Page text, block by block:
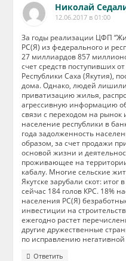
Николай
12.06.2017 в 01:00
За годы реализации ЦФП
РС(Я) из федерального и
27 миллиардов 857
счет средств поступивших
Республики Саха (Якутия),
дома. Однако, людей
приватизацию жилья,
агрессивную информацию
связи с переходом на рынок
население республики в
года задолженность
образом, за счет продажи
основой жизни и
проживающее на
кабалу. Многие сельские
Якутске зарубали скот: итог
сейчас 184 голов КРС. 18%
населения РС(Я)
инвестиции на
ежегодно растет
другие дружественные
по исправлению
Ответить